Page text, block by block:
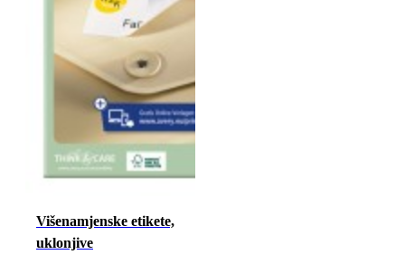
Višenamjenske etikete,
uklonjive